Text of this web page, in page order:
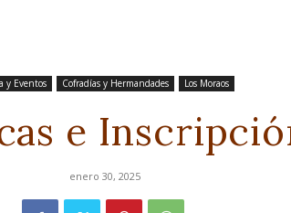
y Eventos Cofradías y Hermandades Los Moraos
e
enero 30, 2025